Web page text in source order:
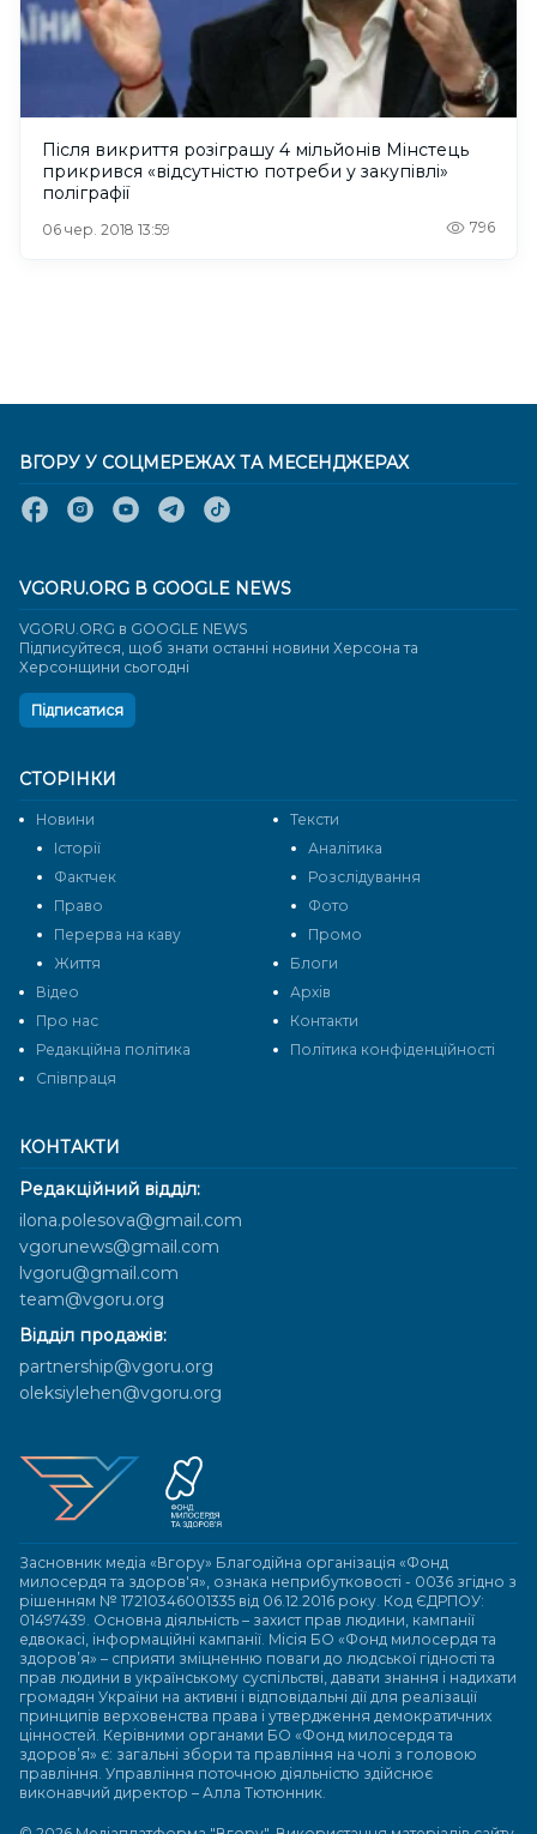
Після викриття розіграшу 4 мільйонів Мінстець
прикрився «відсутністю потреби у закупівлі»
поліграфії
06 чер. 2018 13:59 796
КОНТАКТИ
Редакційний відділ:
ilona.polesova@gmail.com
vgorunews@gmail.com
lvgoru@gmail.com
team@vgoru.org
Відділ продажів:
partnership@vgoru.org
oleksiylehen@vgoru.org
Засновник медіа «Вгору» Благодійна організація «Фонд
милосердя та здоров'я», ознака неприбутковості - 0036 згідно з
рішенням № 17210346001335 від 06.12.2016 року. Код ЄДРПОУ:
01497439. Основна діяльність – захист прав людини, кампанії
едвокасі, інформаційні кампанії. Місія БО «Фонд милосердя та
здоров’я» – сприяти зміцненню поваги до людської гідності та
прав людини в українському суспільстві, давати знання і надихати
громадян України на активні і відповідальні дії для реалізації
принципів верховенства права і утвердження демократичних
цінностей. Керівними органами БО «Фонд милосердя та
здоров’я» є: загальні збори та правління на чолі з головою
правління. Управління поточною діяльністю здійснює
виконавчий директор – Алла Тютюнник.
СТОРІНКИ
Новини
Тексти
Історії
Аналітика
Фактчек
Розслідування
Право
Фото
Перерва на каву
Промо
Життя
Блоги
Відео
Архів
Про нас
Контакти
Редакційна політика
Політика конфіденційності
Cпівпраця
ВГОРУ У СОЦМЕРЕЖАХ ТА МЕСЕНДЖЕРАХ
VGORU.ORG В GOOGLE NEWS
VGORU.ORG в GOOGLE NEWS
Підписуйтеся, щоб знати останні новини Херсона та
Херсонщини сьогодні
Підписатися